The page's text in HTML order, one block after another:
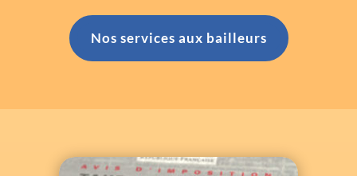
Nos services aux bailleurs